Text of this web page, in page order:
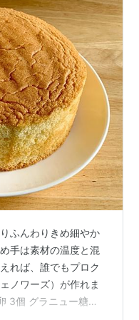
ふんわりきめ細やか
手は素材の温度と混
れば、誰でもプロク
ノワーズ）が作れま
3個 グラニュー糖